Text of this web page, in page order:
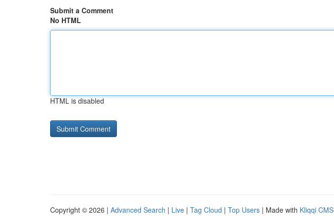
Submit a Comment
No HTML
HTML is disabled
Copyright © 2026 | Advanced Search | Live | Tag Cloud | Top Users | Made with Kliqqi CMS